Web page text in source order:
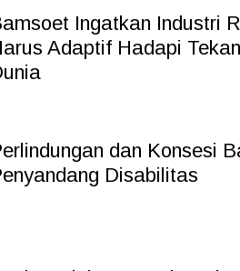
Ingatkan Industri
Adaptif Hadapi
dan Konsesi
Disabilitas